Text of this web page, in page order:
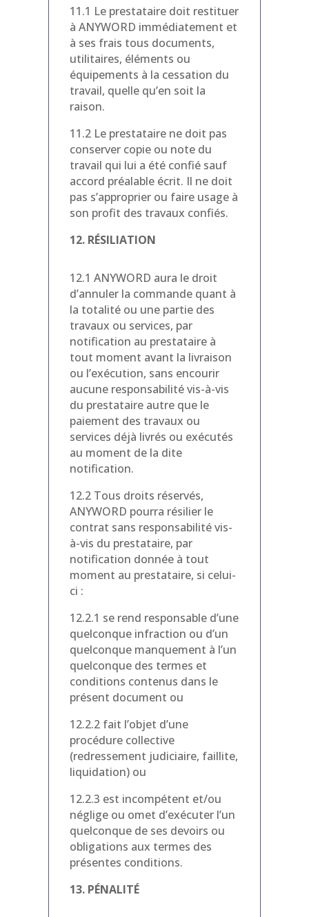
11.1 Le prestataire doit restituer
à ANYWORD immédiatement et
à ses frais tous documents,
utilitaires, éléments ou
équipements à la cessation du
travail, quelle qu’en soit la
raison.
11.2 Le prestataire ne doit pas
conserver copie ou note du
travail qui lui a été confié sauf
accord préalable écrit. Il ne doit
pas s’approprier ou faire usage à
son profit des travaux confiés.
12. RÉSILIATION
12.1 ANYWORD aura le droit
d’annuler la commande quant à
la totalité ou une partie des
travaux ou services, par
notification au prestataire à
tout moment avant la livraison
ou l’exécution, sans encourir
aucune responsabilité vis-à-vis
du prestataire autre que le
paiement des travaux ou
services déjà livrés ou exécutés
au moment de la dite
notification.
12.2 Tous droits réservés,
ANYWORD pourra résilier le
contrat sans responsabilité vis-
à-vis du prestataire, par
notification donnée à tout
moment au prestataire, si celui-
ci :
12.2.1 se rend responsable d’une
quelconque infraction ou d’un
quelconque manquement à l’un
quelconque des termes et
conditions contenus dans le
présent document ou
12.2.2 fait l’objet d’une
procédure collective
(redressement judiciaire, faillite,
liquidation) ou
12.2.3 est incompétent et/ou
néglige ou omet d’exécuter l’un
quelconque de ses devoirs ou
obligations aux termes des
présentes conditions.
13. PÉNALITÉ